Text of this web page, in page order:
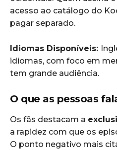
acesso ao catálogo do
pagar separado.
Idiomas Disponíveis:
idiomas, com foco em
tem grande audiência.
O que as pessoas
Os fãs destacam a
a rapidez com que os
O ponto negativo mais